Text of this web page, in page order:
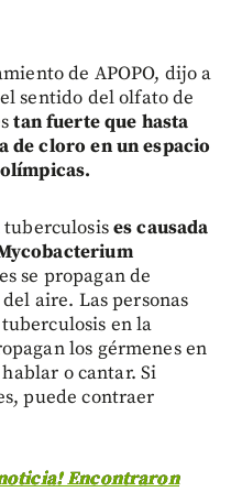
de APOPO, dijo a
sentido del olfato de
tan fuerte que hasta
de cloro en un espacio
tuberculosises causada
se propagan de
aire. Las personas
en la
los gérmenes en
o cantar. Si
puede contraer
Encontraron